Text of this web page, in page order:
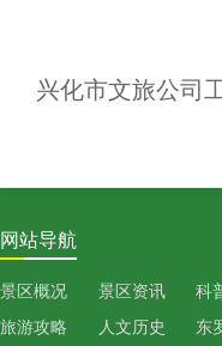
兴化市文旅公司
网站导航
景区概况 景区资讯
科
旅游攻略
人文历史 东